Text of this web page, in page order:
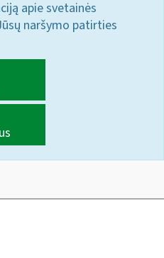
apie svetainės
naršymo patirties